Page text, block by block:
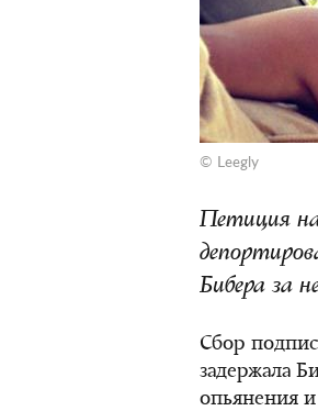
© Leegly
Петиция
Бибера за
Сбор
задержала
опьянения